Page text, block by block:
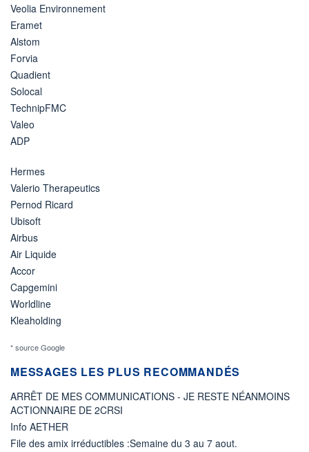
Veolia Environnement
Eramet
Alstom
Forvia
Quadient
Solocal
TechnipFMC
Valeo
ADP
Hermes
Valerio Therapeutics
Pernod Ricard
Ubisoft
Airbus
Air Liquide
Accor
Capgemini
Worldline
Kleaholding
* source Google
MESSAGES LES PLUS RECOMMANDÉS
ARRÊT DE MES COMMUNICATIONS - JE RESTE NÉANMOINS
ACTIONNAIRE DE 2CRSI
Info AETHER
File des amix irréductibles :Semaine du 3 au 7 aout.